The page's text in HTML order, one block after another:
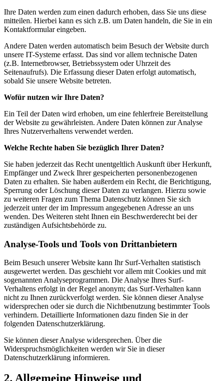
Ihre Daten werden zum einen dadurch erhoben, dass Sie uns diese
mitteilen. Hierbei kann es sich z.B. um Daten handeln, die Sie in ein
Kontaktformular eingeben.
Andere Daten werden automatisch beim Besuch der Website durch
unsere IT-Systeme erfasst. Das sind vor allem technische Daten
(z.B. Internetbrowser, Betriebssystem oder Uhrzeit des
Seitenaufrufs). Die Erfassung dieser Daten erfolgt automatisch,
sobald Sie unsere Website betreten.
Wofür nutzen wir Ihre Daten?
Ein Teil der Daten wird erhoben, um eine fehlerfreie Bereitstellung
der Website zu gewährleisten. Andere Daten können zur Analyse
Ihres Nutzerverhaltens verwendet werden.
Welche Rechte haben Sie bezüglich Ihrer Daten?
Sie haben jederzeit das Recht unentgeltlich Auskunft über Herkunft,
Empfänger und Zweck Ihrer gespeicherten personenbezogenen
Daten zu erhalten. Sie haben außerdem ein Recht, die Berichtigung,
Sperrung oder Löschung dieser Daten zu verlangen. Hierzu sowie
zu weiteren Fragen zum Thema Datenschutz können Sie sich
jederzeit unter der im Impressum angegebenen Adresse an uns
wenden. Des Weiteren steht Ihnen ein Beschwerderecht bei der
zuständigen Aufsichtsbehörde zu.
Analyse-Tools und Tools von Drittanbietern
Beim Besuch unserer Website kann Ihr Surf-Verhalten statistisch
ausgewertet werden. Das geschieht vor allem mit Cookies und mit
sogenannten Analyseprogrammen. Die Analyse Ihres Surf-
Verhaltens erfolgt in der Regel anonym; das Surf-Verhalten kann
nicht zu Ihnen zurückverfolgt werden. Sie können dieser Analyse
widersprechen oder sie durch die Nichtbenutzung bestimmter Tools
verhindern. Detaillierte Informationen dazu finden Sie in der
folgenden Datenschutzerklärung.
Sie können dieser Analyse widersprechen. Über die
Widerspruchsmöglichkeiten werden wir Sie in dieser
Datenschutzerklärung informieren.
2. Allgemeine Hinweise und